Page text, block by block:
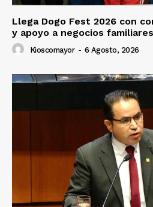
Llega Dogo Fest 2026 con
y apoyo a negocios familiares
Kioscomayor - 6 Agosto, 2026